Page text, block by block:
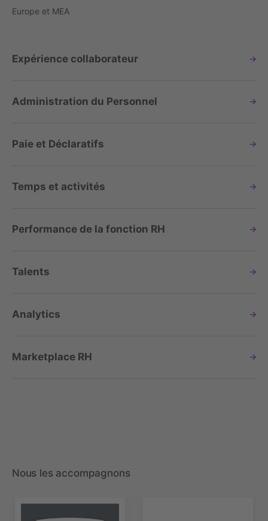
Europe et MEA
Expérience collaborateur
Administration du Personnel
Paie et Déclaratifs
Temps et activités
Performance de la fonction RH
Talents
Analytics
Marketplace RH
Nous les accompagnons